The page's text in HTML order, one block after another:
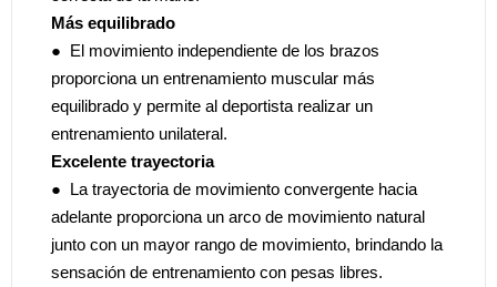
Más equilibrado
● El movimiento independiente de los brazos
proporciona un entrenamiento muscular más
equilibrado y permite al deportista realizar un
entrenamiento unilateral.
Excelente trayectoria
● La trayectoria de movimiento convergente hacia
adelante proporciona un arco de movimiento natural
junto con un mayor rango de movimiento, brindando la
sensación de entrenamiento con pesas libres.